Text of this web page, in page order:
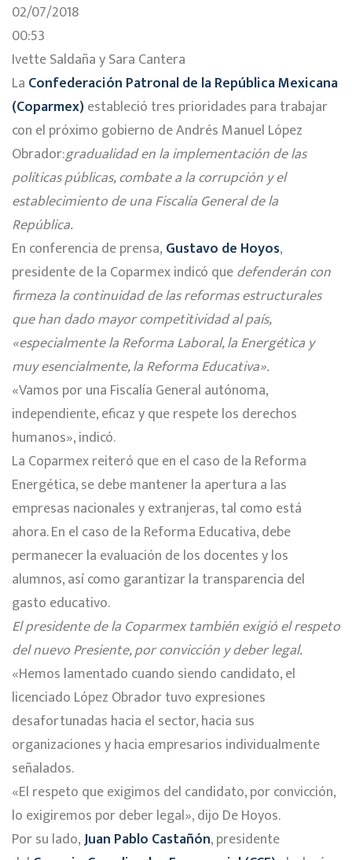
02/07/2018
00:53
Ivette Saldaña y Sara Cantera
La Confederación Patronal de la República Mexicana
(Coparmex)estableció tres prioridades para trabajar
con el próximo gobierno de Andrés Manuel López
Obrador:gradualidad en la implementación de las
políticas públicas, combate a la corrupción y el
establecimiento de una Fiscalía General de la
República.
En conferencia de prensa, Gustavo de Hoyos,
presidente de la Coparmex indicó quedefenderán con
firmeza la continuidad de las reformas estructurales
que han dado mayor competitividad al país,
«especialmente la Reforma Laboral, la Energética y
muy esencialmente, la Reforma Educativa».
«Vamos por una Fiscalía General autónoma,
independiente, eficaz y que respete los derechos
humanos», indicó.
La Coparmex reiteró que en el caso de la Reforma
Energética, se debe mantener la apertura a las
empresas nacionales y extranjeras, tal como está
ahora. En el caso de la Reforma Educativa, debe
permanecer la evaluación de los docentes y los
alumnos, así como garantizar la transparencia del
gasto educativo.
El presidente de la Coparmex también exigió el respeto
del nuevo Presiente, por convicción y deber legal.
«Hemos lamentado cuando siendo candidato, el
licenciado López Obrador tuvo expresiones
desafortunadas hacia el sector, hacia sus
organizaciones y hacia empresarios individualmente
señalados.
«El respeto que exigimos del candidato, por convicción,
lo exigiremos por deber legal», dijo De Hoyos.
Por su lado,Juan Pablo Castañón, presidente